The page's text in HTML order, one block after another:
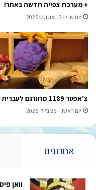
+ מערכת צפייה חדשה באתר!
יום שני - 3 באוגוסט 2026
צ'אפטר 1189 מתורגם לעברית
יום ראשון - 26 ביולי 2026
אחרונים